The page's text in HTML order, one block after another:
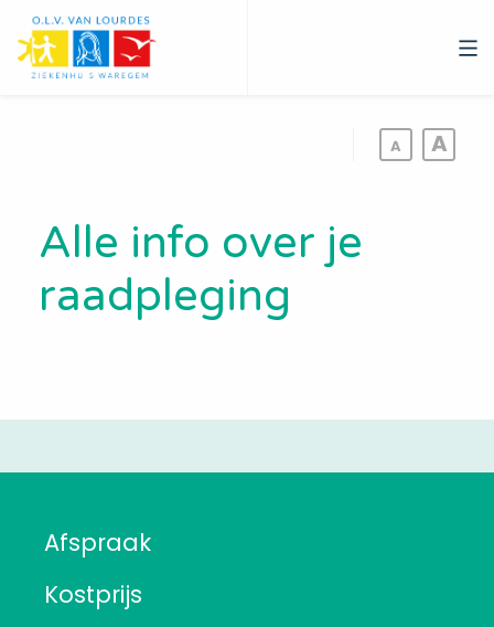
Overslaan
en
naar
Alle info over je
raadpleging
Afspraak
Kostprijs